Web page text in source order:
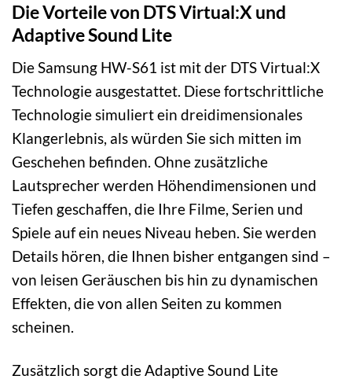
Die Vorteile von DTS Virtual:X und
Adaptive Sound Lite
Die Samsung HW-S61 ist mit der DTS Virtual:X
Technologie ausgestattet. Diese fortschrittliche
Technologie simuliert ein dreidimensionales
Klangerlebnis, als würden Sie sich mitten im
Geschehen befinden. Ohne zusätzliche
Lautsprecher werden Höhendimensionen und
Tiefen geschaffen, die Ihre Filme, Serien und
Spiele auf ein neues Niveau heben. Sie werden
Details hören, die Ihnen bisher entgangen sind –
von leisen Geräuschen bis hin zu dynamischen
Effekten, die von allen Seiten zu kommen
scheinen.
Zusätzlich sorgt die Adaptive Sound Lite